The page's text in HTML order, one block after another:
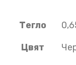
Тегло
Цвят